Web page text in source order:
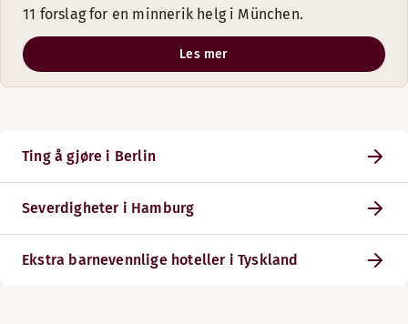
11 forslag for en minnerik helg i München.
Les mer
Ting å gjøre i Berlin
Severdigheter i Hamburg
Ekstra barnevennlige hoteller i Tyskland